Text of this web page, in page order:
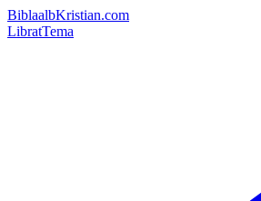
BiblaalbKristian.com
LibratTema